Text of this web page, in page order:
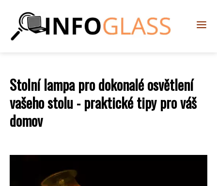
Stolní lampa pro dokonalé osvětlení
vašeho stolu - praktické tipy pro váš
domov